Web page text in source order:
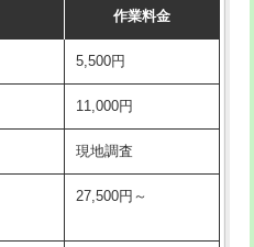
作業料金
5,500円
11,000円
現地調査
27,500円～